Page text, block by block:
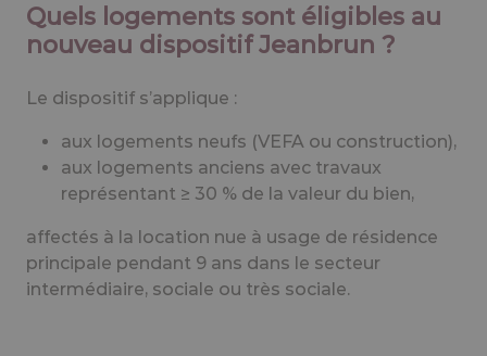
Quels logements sont éligibles au
nouveau dispositif Jeanbrun ?
Le dispositif s’applique :
aux logements neufs (VEFA ou construction),
aux logements anciens avec travaux
représentant ≥ 30 % de la valeur du bien,
affectés à la location nue à usage de résidence
principale pendant 9 ans dans le secteur
intermédiaire, sociale ou très sociale.